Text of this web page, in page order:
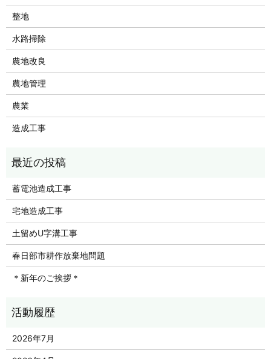
整地
水路掃除
農地改良
農地管理
農業
造成工事
蓄電池造成工事
宅地造成工事
土留めU字溝工事
春日部市耕作放棄地問題
＊新年のご挨拶＊
2026年7月